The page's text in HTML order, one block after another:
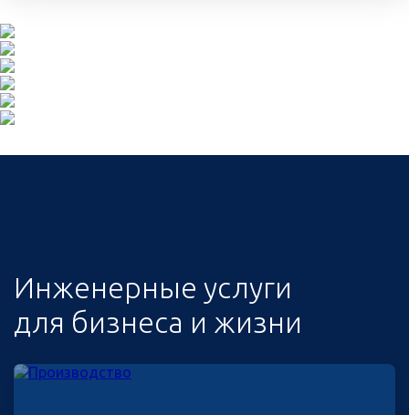
Инженерные услуги
для бизнеса и жизни